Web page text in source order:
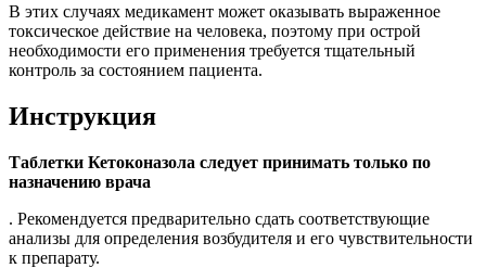
В этих случаях медикамент может оказывать выраженное
токсическое действие на человека, поэтому при острой
необходимости его применения требуется тщательный
контроль за состоянием пациента.
Инструкция
Таблетки Кетоконазола следует принимать только по
назначению врача
. Рекомендуется предварительно сдать соответствующие
анализы для определения возбудителя и его чувствительности
к препарату.